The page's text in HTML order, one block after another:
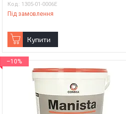
1305-01-0006E
Під замовлення
Купити
–10%